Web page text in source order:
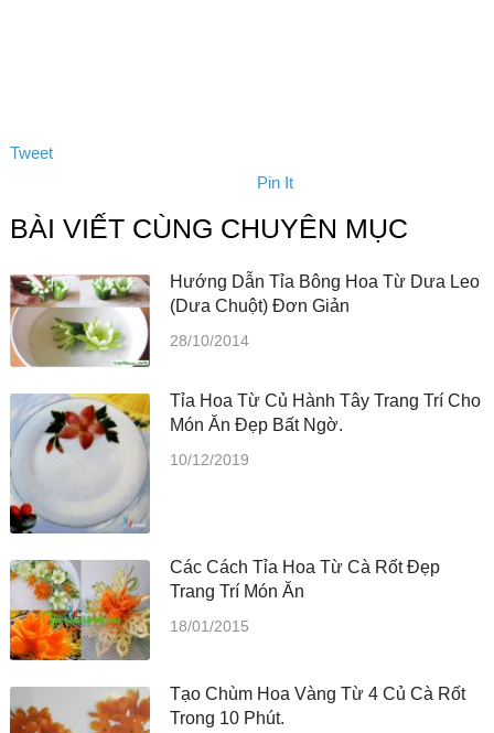
Tweet
Pin It
BÀI VIẾT CÙNG CHUYÊN MỤC
Hướng Dẫn Tỉa Bông Hoa Từ Dưa Leo
(dưa Chuột) Đơn Giản
28/10/2014
Tỉa Hoa Từ Củ Hành Tây Trang Trí Cho
Món Ăn Đẹp Bất Ngờ.
10/12/2019
Các Cách Tỉa Hoa Từ Cà Rốt Đẹp
Trang Trí Món Ăn
18/01/2015
Tạo Chùm Hoa Vàng Từ 4 Củ Cà Rốt
Trong 10 Phút.